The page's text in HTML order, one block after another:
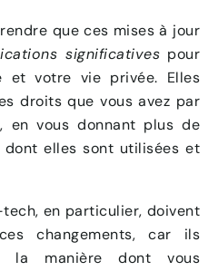
que ces mises à jour
significatives pour
et votre vie privée. Elles
droits que vous avez par
en vous donnant plus de
elles sont utilisées et
en particulier, doivent
changements, car ils
la manière dont vous